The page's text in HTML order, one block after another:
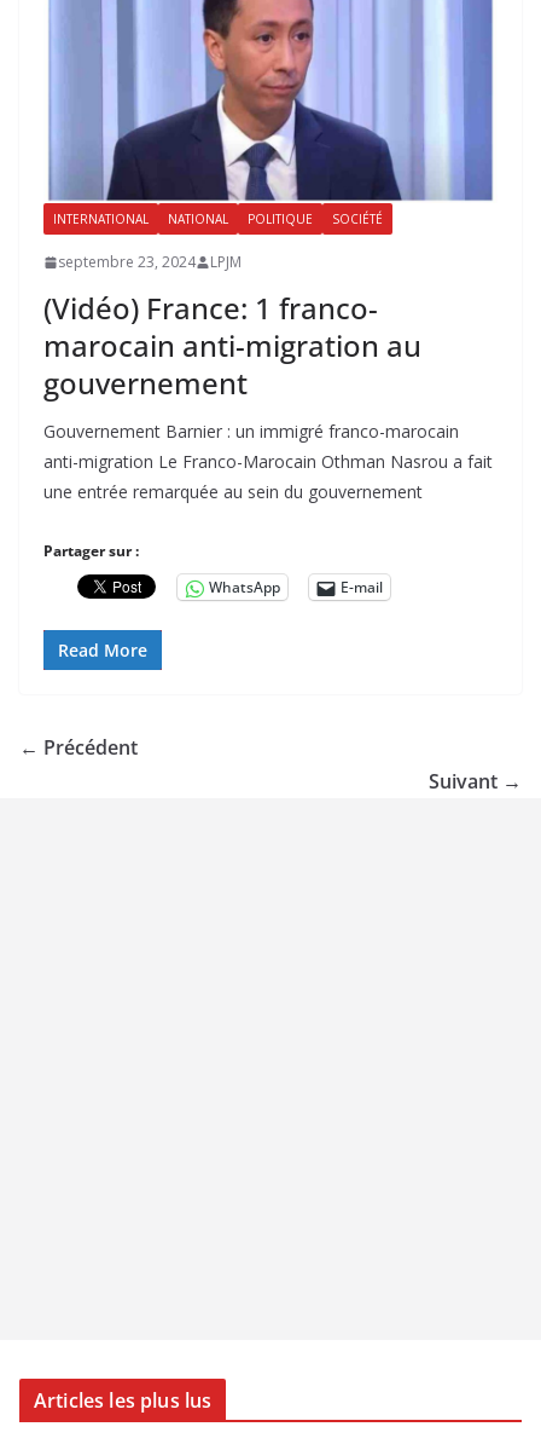
INTERNATIONAL NATIONAL POLITIQUE SOCIÉTÉ
septembre 23, 2024 LPJM
(Vidéo) France: 1 franco-
marocain anti-migration au
gouvernement
Gouvernement Barnier : un immigré franco-marocain
anti-migration Le Franco-Marocain Othman Nasrou a fait
une entrée remarquée au sein du gouvernement
Partager sur :
WhatsApp
E-mail
Read More
← Précédent
Suivant →
Articles les plus lus